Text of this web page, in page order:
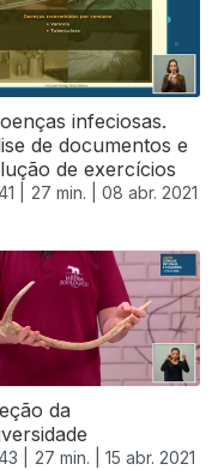
infeciosas.
de documentos e
de exercícios
| 27 min. | 08 abr. 2021
da
| 27 min. | 15 abr. 2021